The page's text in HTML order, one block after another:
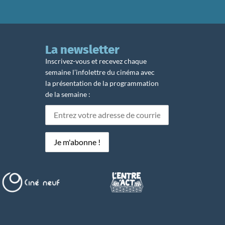
La newsletter
Inscrivez-vous et recevez chaque
semaine l’infolettre du cinéma avec
la présentation de la programmation
de la semaine :